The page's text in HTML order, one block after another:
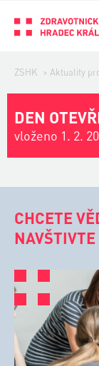
ZSHK > Aktuality
DEN
vloženo 1. 2.
CHCETE